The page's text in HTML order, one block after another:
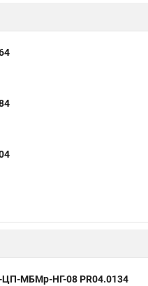
цпнг 20
ЦП-МБМр-НГ-08 PR04.0134